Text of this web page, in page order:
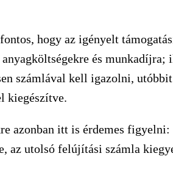
hogy az igényelt
és
számlával kell igazolni,
kiegészítve.
azonban itt is érdemes
az utolsó felújítási számla